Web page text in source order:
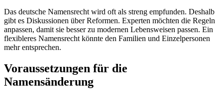
Das deutsche Namensrecht wird oft als streng empfunden. Deshalb
gibt es Diskussionen über Reformen. Experten möchten die Regeln
anpassen, damit sie besser zu modernen Lebensweisen passen. Ein
flexibleres Namensrecht könnte den Familien und Einzelpersonen
mehr entsprechen.
Voraussetzungen für die
Namensänderung